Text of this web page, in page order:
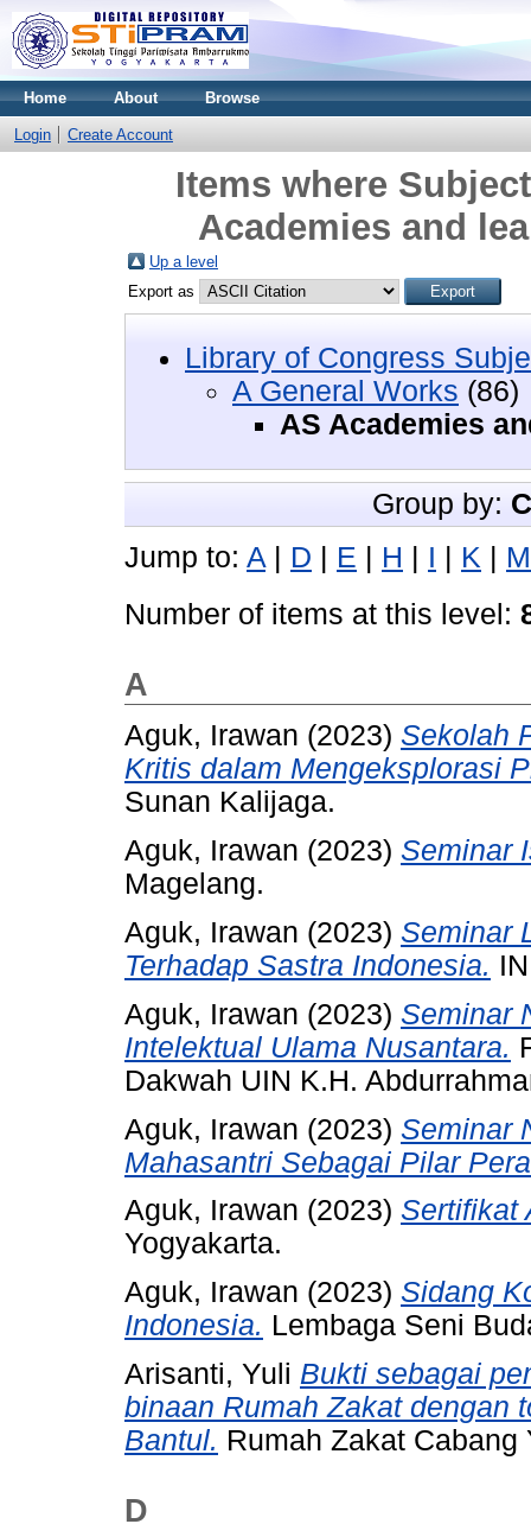
Home About Browse
Login Create Account
Items where
Academies and
Up a level
Export as
Library of Congress
A General Works (86)
AS Academies
Group by:
Jump to: A | D | E | H | I | K | M
Number of items at this level:
A
Aguk, Irawan (2023) Sekolah
Kritis dalam Mengeksplorasi
Sunan Kalijaga.
Aguk, Irawan (2023) Seminar
Magelang.
Aguk, Irawan (2023) Seminar
Terhadap Sastra Indonesia.
Aguk, Irawan (2023) Seminar
Intelektual Ulama Nusantara.
Dakwah UIN K.H.
Aguk, Irawan (2023) Seminar
Mahasantri Sebagai Pilar
Aguk, Irawan (2023) Sertifikat
Yogyakarta.
Aguk, Irawan (2023) Sidang
Indonesia. Lembaga Seni
Arisanti, Yuli Bukti sebagai
binaan Rumah Zakat dengan
Bantul. Rumah Zakat Cabang
D